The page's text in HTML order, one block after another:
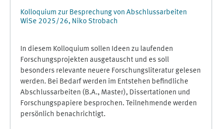
Kolloquium zur Besprechung von Abschlussarbeiten
WiSe 2025/26, Niko Strobach
In diesem Kolloquium sollen Ideen zu laufenden
Forschungsprojekten ausgetauscht und es soll
besonders relevante neuere Forschungsliteratur gelesen
werden. Bei Bedarf werden im Entstehen befindliche
Abschlussarbeiten (B.A., Master), Dissertationen und
Forschungspapiere besprochen. Teilnehmende werden
persönlich benachrichtigt.